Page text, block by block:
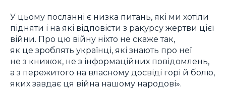
У цьому посланні є низка питань, які ми хотіли
підняти і на які відповісти з ракурсу жертви цієї
війни. Про цю війну ніхто не скаже так,
як це зроблять українці, які знають про неї
не з книжок, не з інформаційних повідомлень,
а з пережитого на власному досвіді горі й болю,
яких завдає ця війна нашому народові».